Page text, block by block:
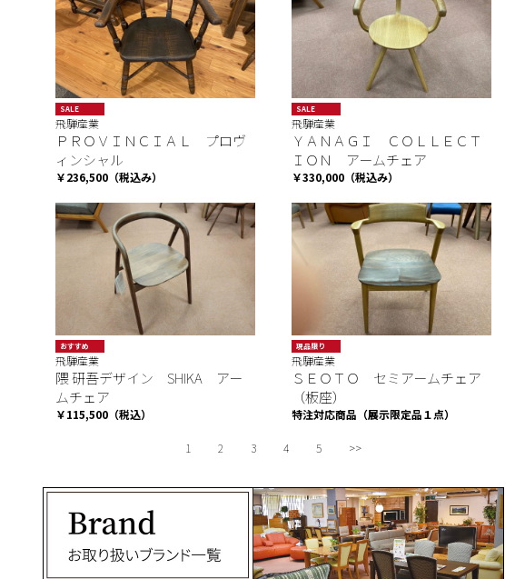
SALE
飛騨産業
ＰＲＯＶＩＮＣＩＡＬ プロヴ
ィンシャル
￥236,500（税込み）
SALE
飛騨産業
ＹＡＮＡＧＩ ＣＯＬＬＥＣＴ
ＩＯＮ アームチェア
￥330,000（税込み）
おすすめ
飛騨産業
隈 研吾デザイン SHIKA アー
ムチェア
￥115,500（税込）
現品限り
飛騨産業
ＳＥＯＴＯ セミアームチェア
（板座）
特注対応商品（展示限定品１点）
1 2 3 4 5 >>